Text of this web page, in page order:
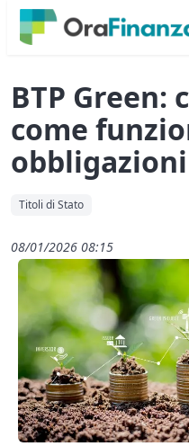
BTP Green:
come
Titoli di Stato
08/01/2026 08:15